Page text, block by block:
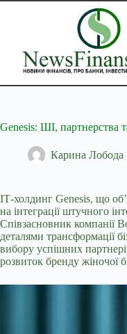
Перейти
Genesis: ШІ, партнерства
Карина Лобода
ІТ-холдинг Genesis, що
на інтеграції штучного
Співзасновник компанії
деталями трансформації
вибору успішних
розвиток бренду жіночої